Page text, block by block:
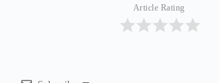
Article Rating